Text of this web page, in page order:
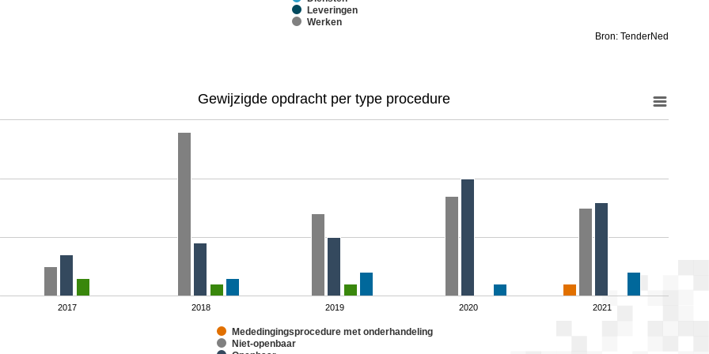
Leveringen
Werken
Bron: TenderNed
Gewijzigde opdracht per type procedure
Mededingingsprocedure met onderhandeling
Niet-openbaar
2017 2018 2019 2020 2021